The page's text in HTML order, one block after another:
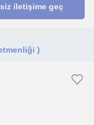
iletişime geç
)